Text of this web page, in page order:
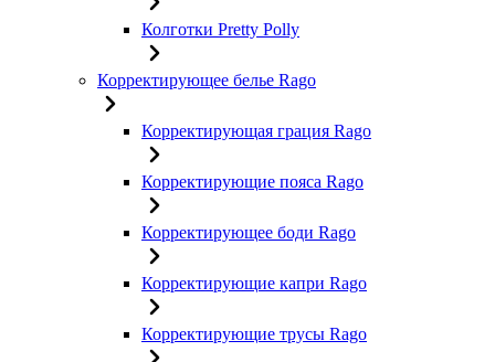
Колготки Pretty Polly
Корректирующее белье Rago
Корректирующая грация Rago
Корректирующие пояса Rago
Корректирующее боди Rago
Корректирующие капри Rago
Корректирующие трусы Rago